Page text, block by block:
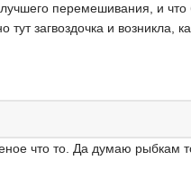
перемешивания, и
загвоздочка и возникла,
что то. Да думаю рыбкам